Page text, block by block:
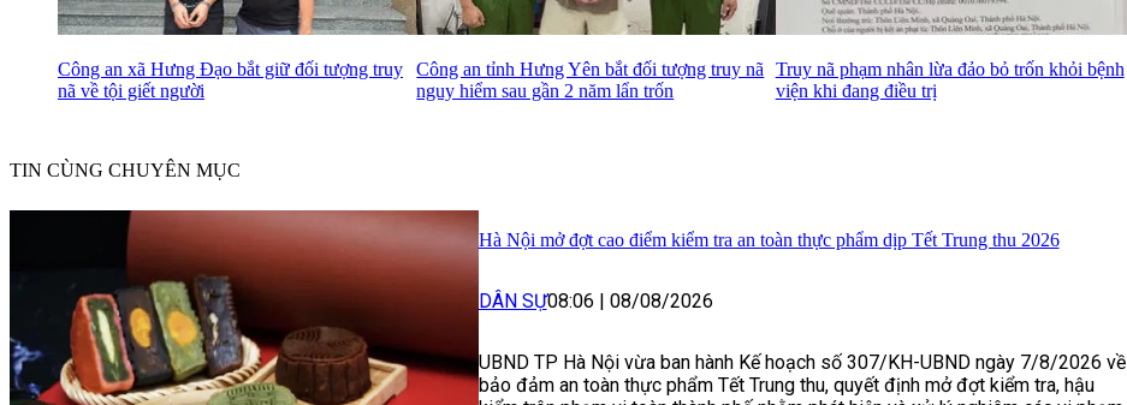
Công an xã Hưng Đạo bắt giữ đối tượng truy
nã về tội giết người
Công an tỉnh Hưng Yên bắt đối tượng truy nã
nguy hiểm sau gần 2 năm lẩn trốn
Truy nã phạm nhân lừa đảo bỏ trốn khỏi bệnh
viện khi đang điều trị
TIN CÙNG CHUYÊN MỤC
Hà Nội mở đợt cao điểm kiểm tra an toàn thực phẩm dịp Tết Trung thu 2026
DÂN SỰ08:06 | 08/08/2026
UBND TP Hà Nội vừa ban hành Kế hoạch số 307/KH-UBND ngày 7/8/2026 về
bảo đảm an toàn thực phẩm Tết Trung thu, quyết định mở đợt kiểm tra, hậu